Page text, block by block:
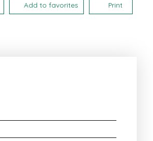
Add to favorites Print